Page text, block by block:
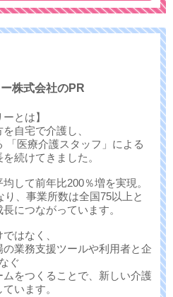
株式会社のPR
とは】
自宅で介護し、
「医療介護スタッフ」による
続けてきました。
して前年比200％増を実現。
、事業所数は全国75以上と
につながっています。
はなく、
業務支援ツールや利用者と企
ぐ
をつくることで、新しい介護
います。